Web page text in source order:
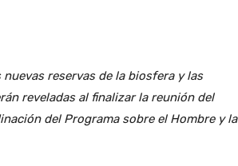
reservas de la biosfera y las
reveladas al finalizar la reunión del
del Programa sobre el Hombre y la